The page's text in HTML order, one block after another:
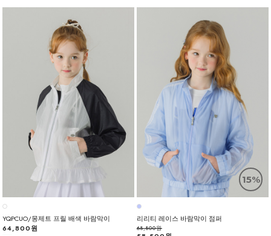
YQPCUO/몽제트 프릴 배색 바람막이
64,800원
15%
리리티 레이스 바람막이 점퍼
68,800원